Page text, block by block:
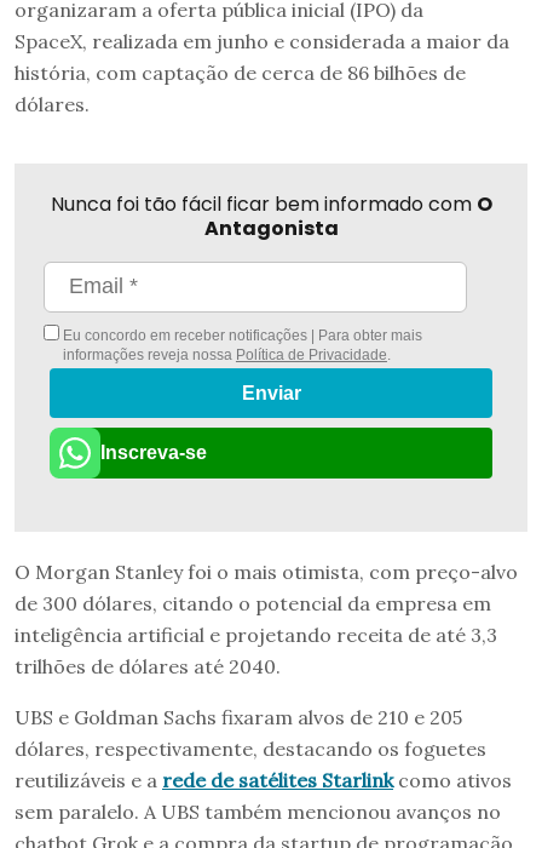
organizaram a oferta pública inicial (IPO) da
SpaceX, realizada em junho e considerada a maior da
história, com captação de cerca de 86 bilhões de
dólares.
Nunca foi tão fácil ficar bem informado com O
Antagonista
Eu concordo em receber notificações | Para obter mais
informações reveja nossa Política de Privacidade
Enviar
Inscreva-se
O Morgan Stanley foi o mais otimista, com preço-alvo
de 300 dólares, citando o potencial da empresa em
inteligência artificial e projetando receita de até 3,3
trilhões de dólares até 2040.
UBS e Goldman Sachs fixaram alvos de 210 e 205
dólares, respectivamente, destacando os foguetes
reutilizáveis e a rede de satélites Starlinkcomo ativos
sem paralelo. A UBS também mencionou avanços no
chatbot Grok e a compra da startup de programação